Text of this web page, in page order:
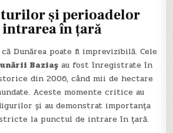
și perioadelor
intrarea în țară
Dunărea poate fi imprevizibilă. Cele
Baziaș au fost înregistrate în
din 2006, când mii de hectare
Aceste momente critice au
și au demonstrat importanța
la punctul de intrare în țară.